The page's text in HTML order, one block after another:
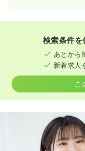
8:30～17:30
4週8休以上
オン
気にな
検索条件を
あとから
新着求人
こ